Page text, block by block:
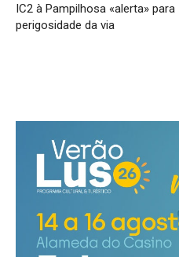
IC2 à Pampilhosa «alerta» para
perigosidade da via